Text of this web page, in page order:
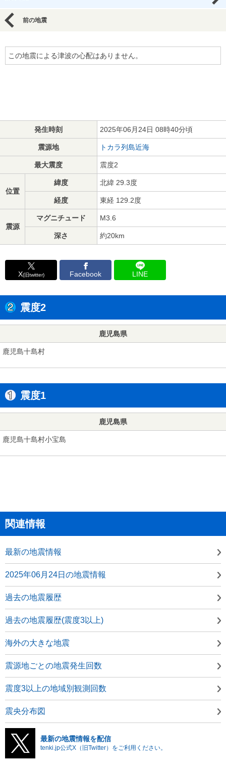
前の地震
この地震による津波の心配はありません。
発生時刻 2025年06月24日 08時40分頃
震源地 トカラ列島近海
最大震度 震度2
位置
緯度 北緯 29.3度
経度 東経 129.2度
震源
マグニチュード M3.6
深さ 約20km
X(旧twitter) Facebook LINE
震度2
鹿児島県
鹿児島十島村
震度1
鹿児島県
鹿児島十島村小宝島
関連情報
最新の地震情報
2025年06月24日の地震情報
過去の地震履歴
過去の地震履歴(震度3以上)
海外の大きな地震
震源地ごとの地震発生回数
震度3以上の地域別観測回数
震央分布図
最新の地震情報を配信
tenki.jp公式X（旧Twitter）をご利用ください。